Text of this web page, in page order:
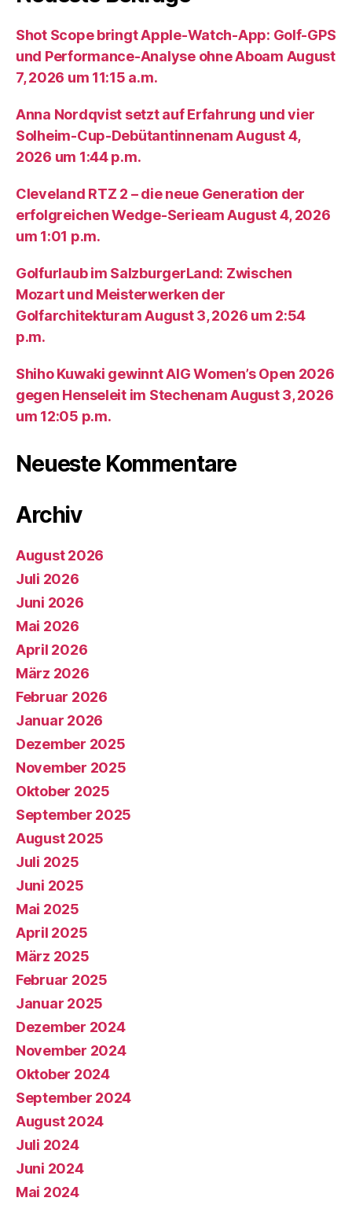
Shot Scope bringt Apple-Watch-App: Golf-GPS
und Performance-Analyse ohne Aboam August
7, 2026 um 11:15 a.m.
Anna Nordqvist setzt auf Erfahrung und vier
Solheim-Cup-Debütantinnenam August 4,
2026 um 1:44 p.m.
Cleveland RTZ 2 – die neue Generation der
erfolgreichen Wedge-Serieam August 4, 2026
um 1:01 p.m.
Golfurlaub im SalzburgerLand: Zwischen
Mozart und Meisterwerken der
Golfarchitekturam August 3, 2026 um 2:54
p.m.
Shiho Kuwaki gewinnt AIG Women’s Open 2026
gegen Henseleit im Stechenam August 3, 2026
um 12:05 p.m.
Neueste Kommentare
Archiv
August 2026
Juli 2026
Juni 2026
Mai 2026
April 2026
März 2026
Februar 2026
Januar 2026
Dezember 2025
November 2025
Oktober 2025
September 2025
August 2025
Juli 2025
Juni 2025
Mai 2025
April 2025
März 2025
Februar 2025
Januar 2025
Dezember 2024
November 2024
Oktober 2024
September 2024
August 2024
Juli 2024
Juni 2024
Mai 2024